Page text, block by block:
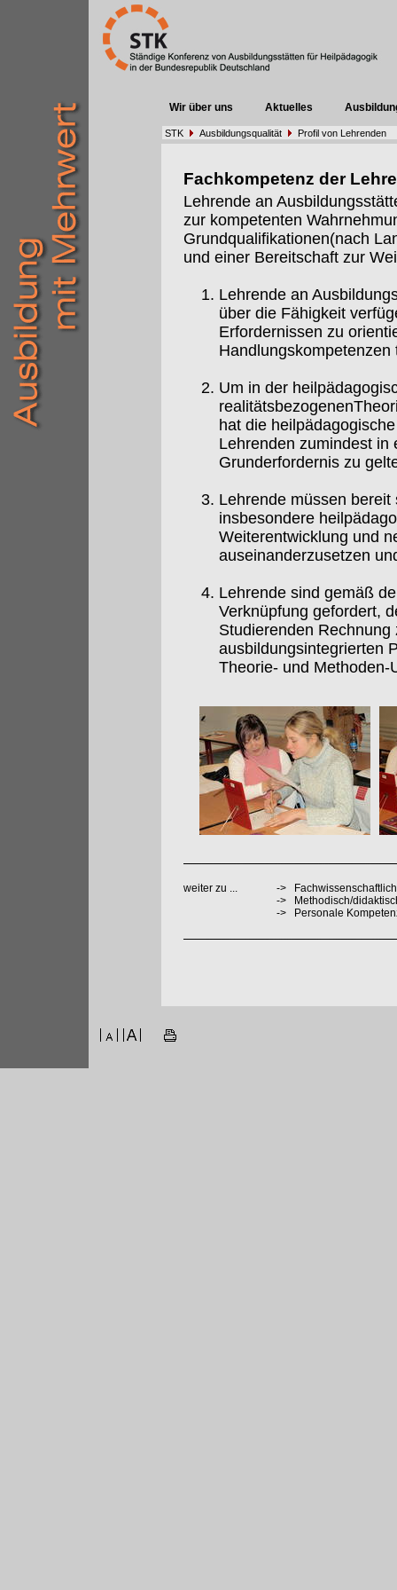
Wir über uns Aktuelles
STK Ausbildungsqualität Profil von Lehrenden
Fachkompetenz der
Lehrende an
zur kompetenten
Grundqualifikationen(nach
und einer Bereitschaft zur
Lehrende an
über die Fähigkeit
Erfordernissen zu
Um in der
hat die
Lehrenden zumindest in
Grunderfordernis zu
Lehrende müssen
insbesondere
Weiterentwicklung und
auseinanderzusetzen
Lehrende sind gemäß
Verknüpfung gefordert,
Studierenden
ausbildungsintegrierten
Theorie- und Methoden-
weiter zu ... ->
->
Methodisch/
->
Personale